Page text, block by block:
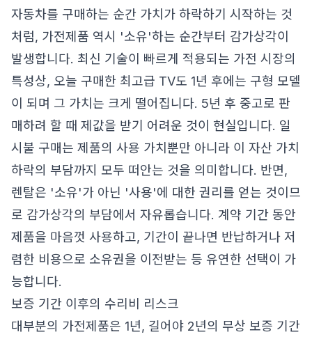
자동차를 구매하는 순간 가치가 하락하기 시작하는 것
처럼, 가전제품 역시 '소유'하는 순간부터 감가상각이
발생합니다. 최신 기술이 빠르게 적용되는 가전 시장의
특성상, 오늘 구매한 최고급 TV도 1년 후에는 구형 모델
이 되며 그 가치는 크게 떨어집니다. 5년 후 중고로 판
매하려 할 때 제값을 받기 어려운 것이 현실입니다. 일
시불 구매는 제품의 사용 가치뿐만 아니라 이 자산 가치
하락의 부담까지 모두 떠안는 것을 의미합니다. 반면,
렌탈은 '소유'가 아닌 '사용'에 대한 권리를 얻는 것이므
로 감가상각의 부담에서 자유롭습니다. 계약 기간 동안
제품을 마음껏 사용하고, 기간이 끝나면 반납하거나 저
렴한 비용으로 소유권을 이전받는 등 유연한 선택이 가
능합니다.
보증 기간 이후의 수리비 리스크
대부분의 가전제품은 1년, 길어야 2년의 무상 보증 기간